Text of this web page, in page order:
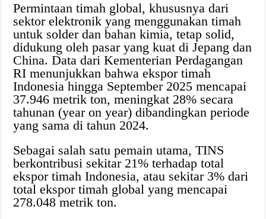
Permintaan timah global, khususnya dari
sektor elektronik yang menggunakan timah
untuk solder dan bahan kimia, tetap solid,
didukung oleh pasar yang kuat di Jepang dan
China. Data dari Kementerian Perdagangan
RI menunjukkan bahwa ekspor timah
Indonesia hingga September 2025 mencapai
37.946 metrik ton, meningkat 28% secara
tahunan (year on year) dibandingkan periode
yang sama di tahun 2024.
Sebagai salah satu pemain utama, TINS
berkontribusi sekitar 21% terhadap total
ekspor timah Indonesia, atau sekitar 3% dari
total ekspor timah global yang mencapai
278.048 metrik ton.